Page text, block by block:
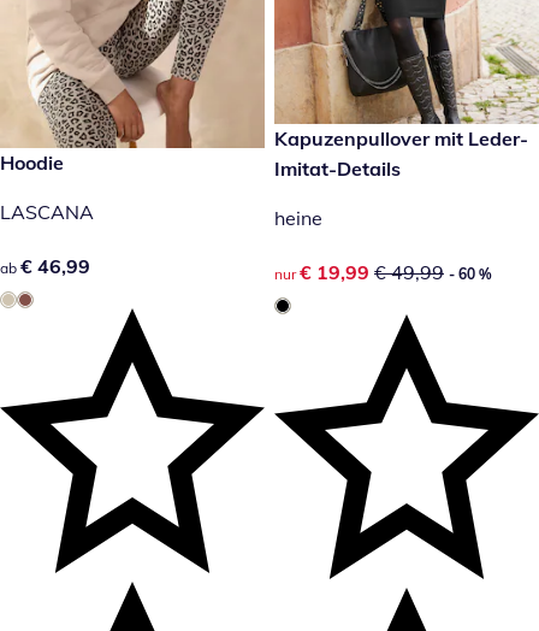
€ 46,99
Hoodie
LASCANA
€ 46,99
ab € 46,99
reduzierter Preis € 19,99,
- 60 %
Kapuzenpullover mit Leder-
Imitat-Details
heine
reduzierter Preis € 19,99,
nur € 19,99 € 49,99 - 60 %